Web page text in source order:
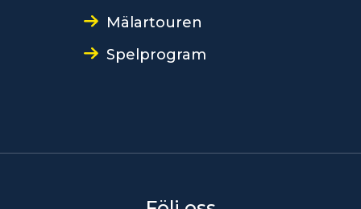
Mälartouren
Spelprogram